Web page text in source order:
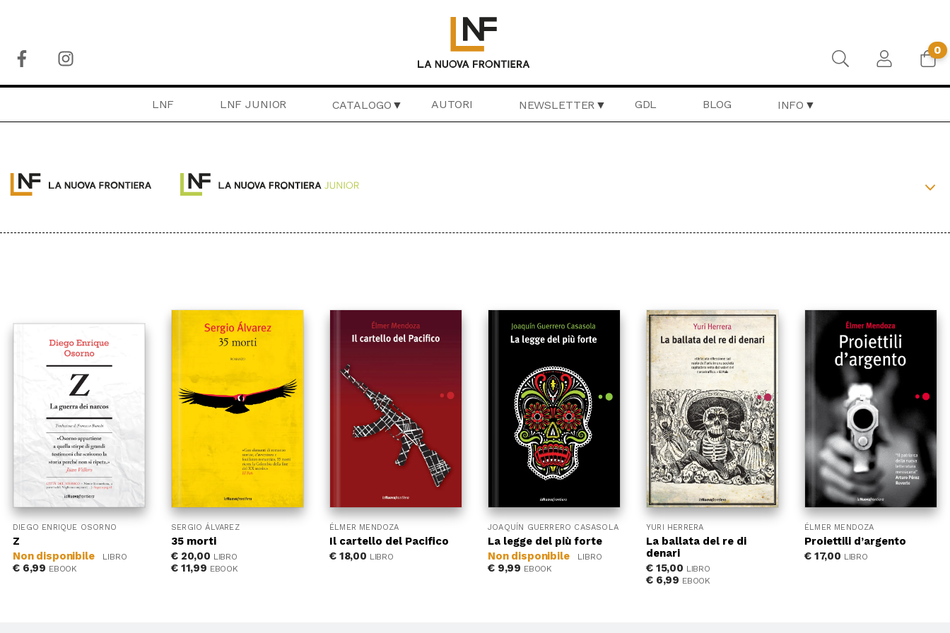
0
LNF LNF JUNIOR CATALOGO AUTORI NEWSLETTER GDL BLOG INFO
DIEGO ENRIQUE OSORNO
Z
Non disponibile
LIBRO
€6,99 EBOOK
SERGIO ÁLVAREZ
35 morti
€20,00 LIBRO
€11,99 EBOOK
ÉLMER MENDOZA
Il cartello del Pacifico
€18,00 LIBRO
JOAQUÍN GUERRERO CASASOLA
La legge del più forte
Non disponibile
LIBRO
€9,99 EBOOK
YURI HERRERA
La ballata del re di
denari
€15,00 LIBRO
€6,99 EBOOK
ÉLMER MENDOZA
Proiettili d’argento
€17,00 LIBRO